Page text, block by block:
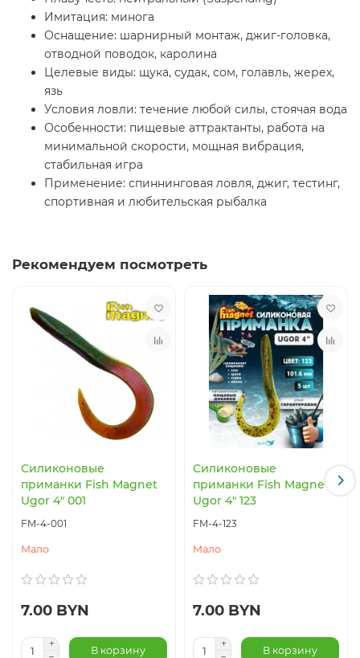
Имитация: минога
Оснащение: шарнирный монтаж, джиг-головка,
отводной поводок, каролина
Целевые виды: щука, судак, сом, голавль, жерех,
язь
Условия ловли: течение любой силы, стоячая вода
Особенности: пищевые аттрактанты, работа на
минимальной скорости, мощная вибрация,
стабильная игра
Применение: спиннинговая ловля, джиг, тестинг,
спортивная и любительская рыбалка
Рекомендуем посмотреть
Силиконовые
приманки Fish Magnet
Ugor 4" 001
FM-4-001
Мало
7.00 BYN
В корзину
Силиконовые
приманки Fish Magnet
Ugor 4" 123
FM-4-123
Мало
7.00 BYN
В корзину